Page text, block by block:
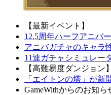
【最新イベント】
12.5周年ハーフアニバ
アニバガチャのキャラ
11連ガチャシミュレー
【高難易度ダンジョン】
「エイトンの塔」が新
GameWithからのお知ら